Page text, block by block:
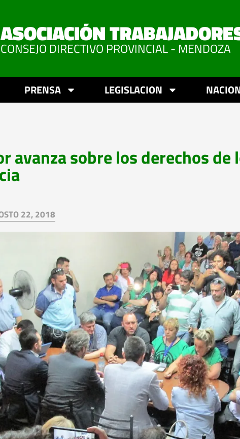
ASOCIACIÓN
CONSEJO DIRECTIVO PROVINCIAL - MENDOZA
PRENSA LEGISLACION
avanza sobre los derechos
22, 2018